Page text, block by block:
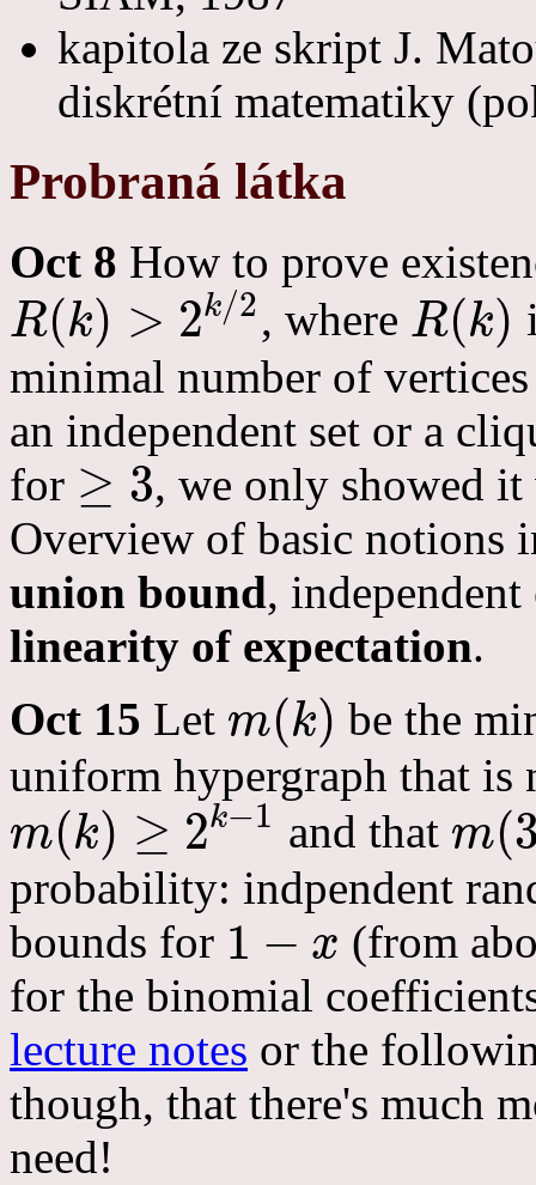
kapitola ze skript J.
diskrétní matematiky
Probraná látka
Oct 8 How to prove
R(k) > 2k/2
R( k)>2 k/2 , where R(k)
R( k)
minimal number of vertices
an independent set or a
for ≥ 3
≥3
, we only showed
Overview of basic notions
union bound,
linearity of expectation.
Oct 15 Let m(k)
m (k )
be the
uniform hypergraph that is
m(k) ≥ 2k−1
m (k )≥ 2 −1 and that m(
m (3 )= 7
probability: indpendent
bounds for 1 − x
1−x
(from
for the binomial
lecture notes or the
though, that there's much
need!